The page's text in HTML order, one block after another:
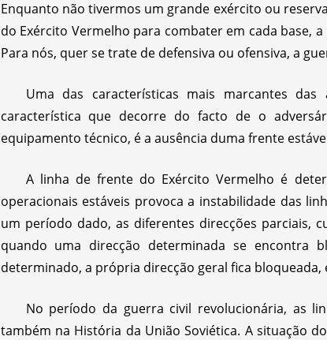
Enquanto não tivermos um grande exército ou
do Exército Vermelho para combater em cada base,
Para nós, quer se trate de defensiva ou ofensiva, a
Uma das características mais marcantes das
característica que decorre do facto de o
equipamento técnico, é a ausência duma frente
A linha de frente do Exército Vermelho é
operacionais estáveis provoca a instabilidade das
um período dado, as diferentes direcções parciais,
quando uma direcção determinada se encontra
determinado, a própria direcção geral fica bloqueada,
No período da guerra civil revolucionária, as
também na História da União Soviética. A situação